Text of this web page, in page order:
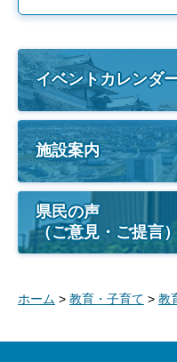
イベントカレンダ
施設案内
県民の声
（ご意見・ご提言）
ホーム > 教育・子育て > 教